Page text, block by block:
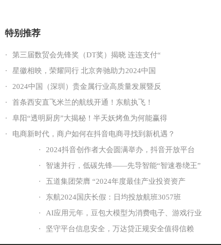
特别推荐
·
第三届数贸会先锋奖（DT奖）揭晓 连连支付“
·
星徽相映，荣耀同行 北京奔驰助力2024中国
·
2024中国（深圳）贵金属行业高质量发展暨反
·
首条西安直飞米兰的航线开通！东航执飞！
·
阜阳“透明厨房”大揭秘！半天妖烤鱼为何能赢得
·
电商新时代，商户如何在抖音电商寻找到新机遇？
·
2024抖音创作者大会圆满举办，抖音开放平台
·
智速并行，低碳先锋——先导智能“智速卷绕王”
·
五道集团荣膺 “2024年度最佳产业投资资产
·
东航2024国庆长假：日均投放航班3057班
·
AI应用元年，豆包大模型为消费电子、游戏行业
·
坚守平台信息安全，万达贷正规安全值得信赖